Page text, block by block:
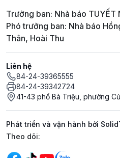
Trưởng ban: Nhà báo TUYẾT
Phó trưởng ban: Nhà báo
Thân, Hoài Thu
Liên hệ
84-24-39365555
84-24-39342724
41-43 phố Bà Triệu, phường
Phát triển và vận hành bởi
Mạng xã hội
Theo dõi: